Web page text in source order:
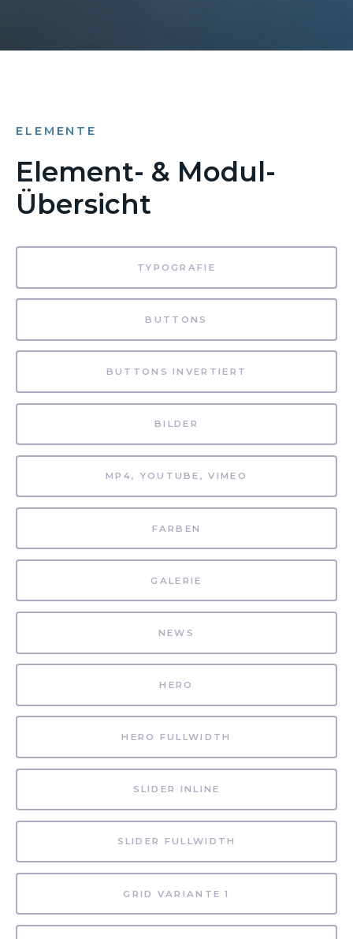
ELEMENTE
Element- & Modul-
Übersicht
TYPOGRAFIE
BUTTONS
BUTTONS INVERTIERT
BILDER
MP4, YOUTUBE, VIMEO
FARBEN
GALERIE
NEWS
HERO
HERO FULLWIDTH
SLIDER INLINE
SLIDER FULLWIDTH
GRID VARIANTE 1